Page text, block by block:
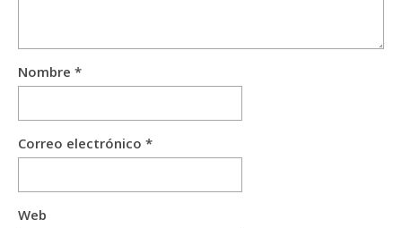
Nombre *
Correo electrónico *
Web